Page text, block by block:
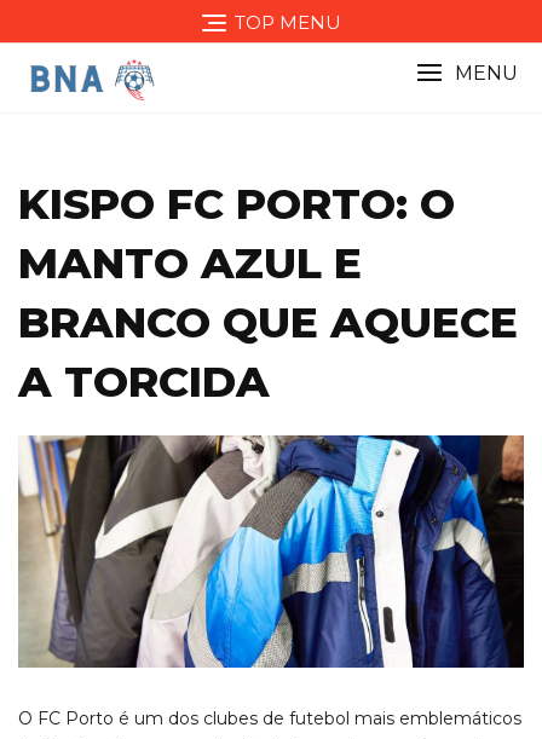
to
content
TOP MENU
MENU
KISPO FC PORTO: O
MANTO AZUL E
BRANCO QUE AQUECE
A TORCIDA
O FC Porto é um dos clubes de futebol mais emblemáticos